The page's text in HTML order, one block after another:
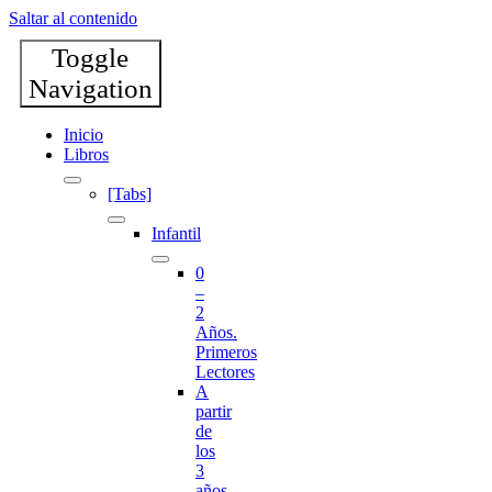
Saltar al contenido
Toggle
Navigation
Inicio
Libros
[Tabs]
Infantil
0
–
2
Años.
Primeros
Lectores
A
partir
de
los
3